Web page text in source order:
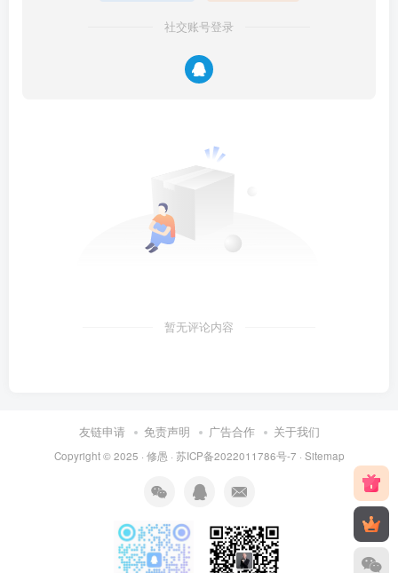
社交账号登录
暂无评论内容
友链申请 免责声明 广告合作 关于我们
Copyright © 2025 · 修愚 · 苏ICP备2022011786号-7 · Sitemap